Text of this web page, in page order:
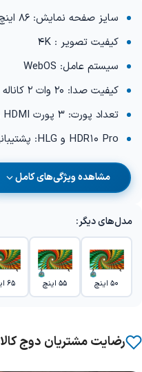
سایز صفحه نمایش: 86 اینچ
کیفیت تصویر : 4K
سیستم عامل: WebOS
کیفیت صدا: 20 وات 2 کاناله
تعداد پورت: 3 پورت HDMI و 2 پورت USB
HDR10 Pro و HLG: پشتیبانی شده HRD
مشاهده ویژگی‌های کامل
مدل‌های دیگر:
50 اینچ 55 اینچ 65 اینچ
رضایت مشتریان دوج کالا